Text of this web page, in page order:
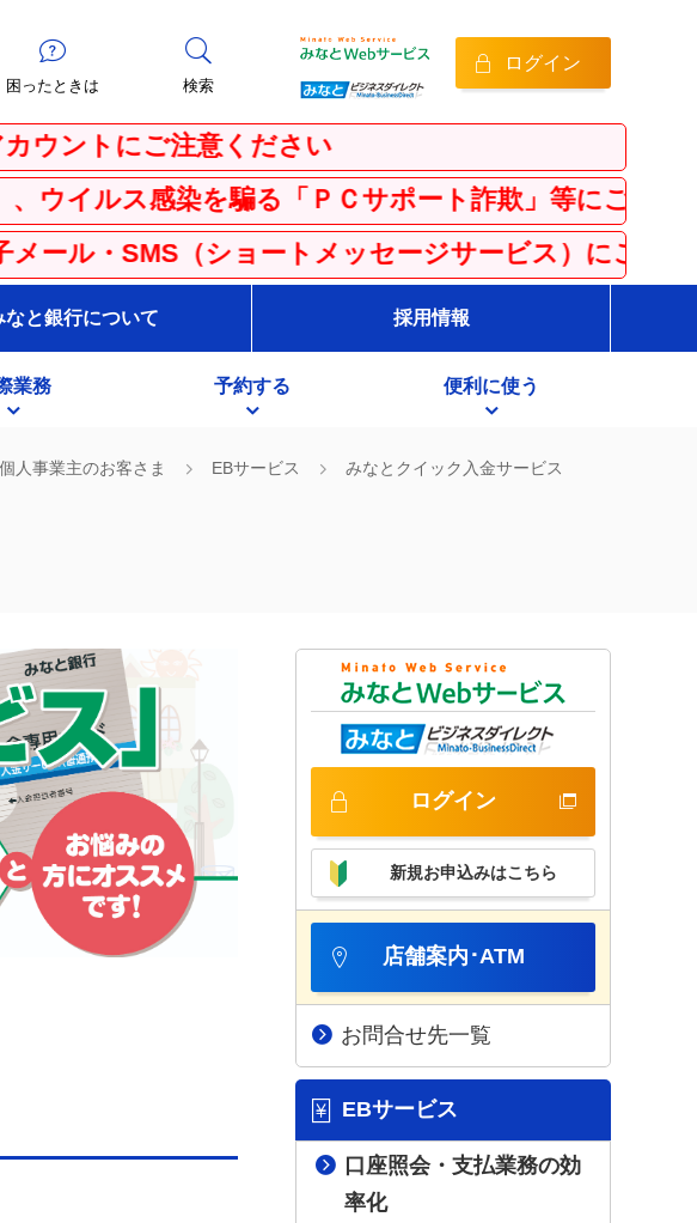
困ったときは 検索
ログイン
注意ください
る「ＰＣサポート詐欺」等にご注意ください！
ートメッセージサービス）にご注意ください
なと銀行について 採用情報
業務 予約する 便利に使う
人事業主のお客さま EBサービス みなとクイック入金サービス
ログイン
新規お申込みはこちら
店舗案内･ATM
お問合せ先一覧
EBサービス
口座照会・支払業務の効
率化